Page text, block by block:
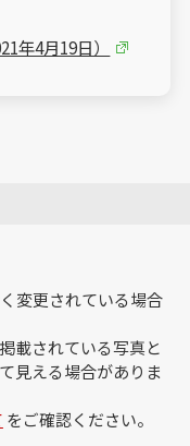
年4月19日）
変更されている場合
載されている写真と
見える場合がありま
をご確認ください。